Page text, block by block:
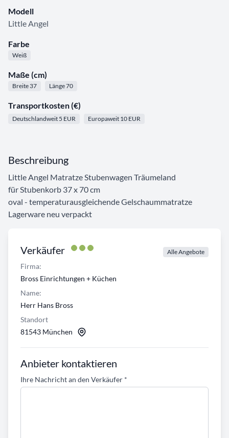
Modell
Little Angel
Farbe
Weiß
Maße (cm)
Breite 37 Länge 70
Transportkosten (€)
Deutschlandweit 5 EUR Europaweit 10 EUR
Verkäufer Alle Angebote
Firma:
Bross Einrichtungen + Küchen
Name:
Herr Hans Bross
Standort
81543 München
Anbieter kontaktieren
Ihre Nachricht an den Verkäufer *
Beschreibung
Little Angel Matratze Stubenwagen Träumeland
für Stubenkorb 37 x 70 cm
oval - temperaturausgleichende Gelschaummatratze
Lagerware neu verpackt